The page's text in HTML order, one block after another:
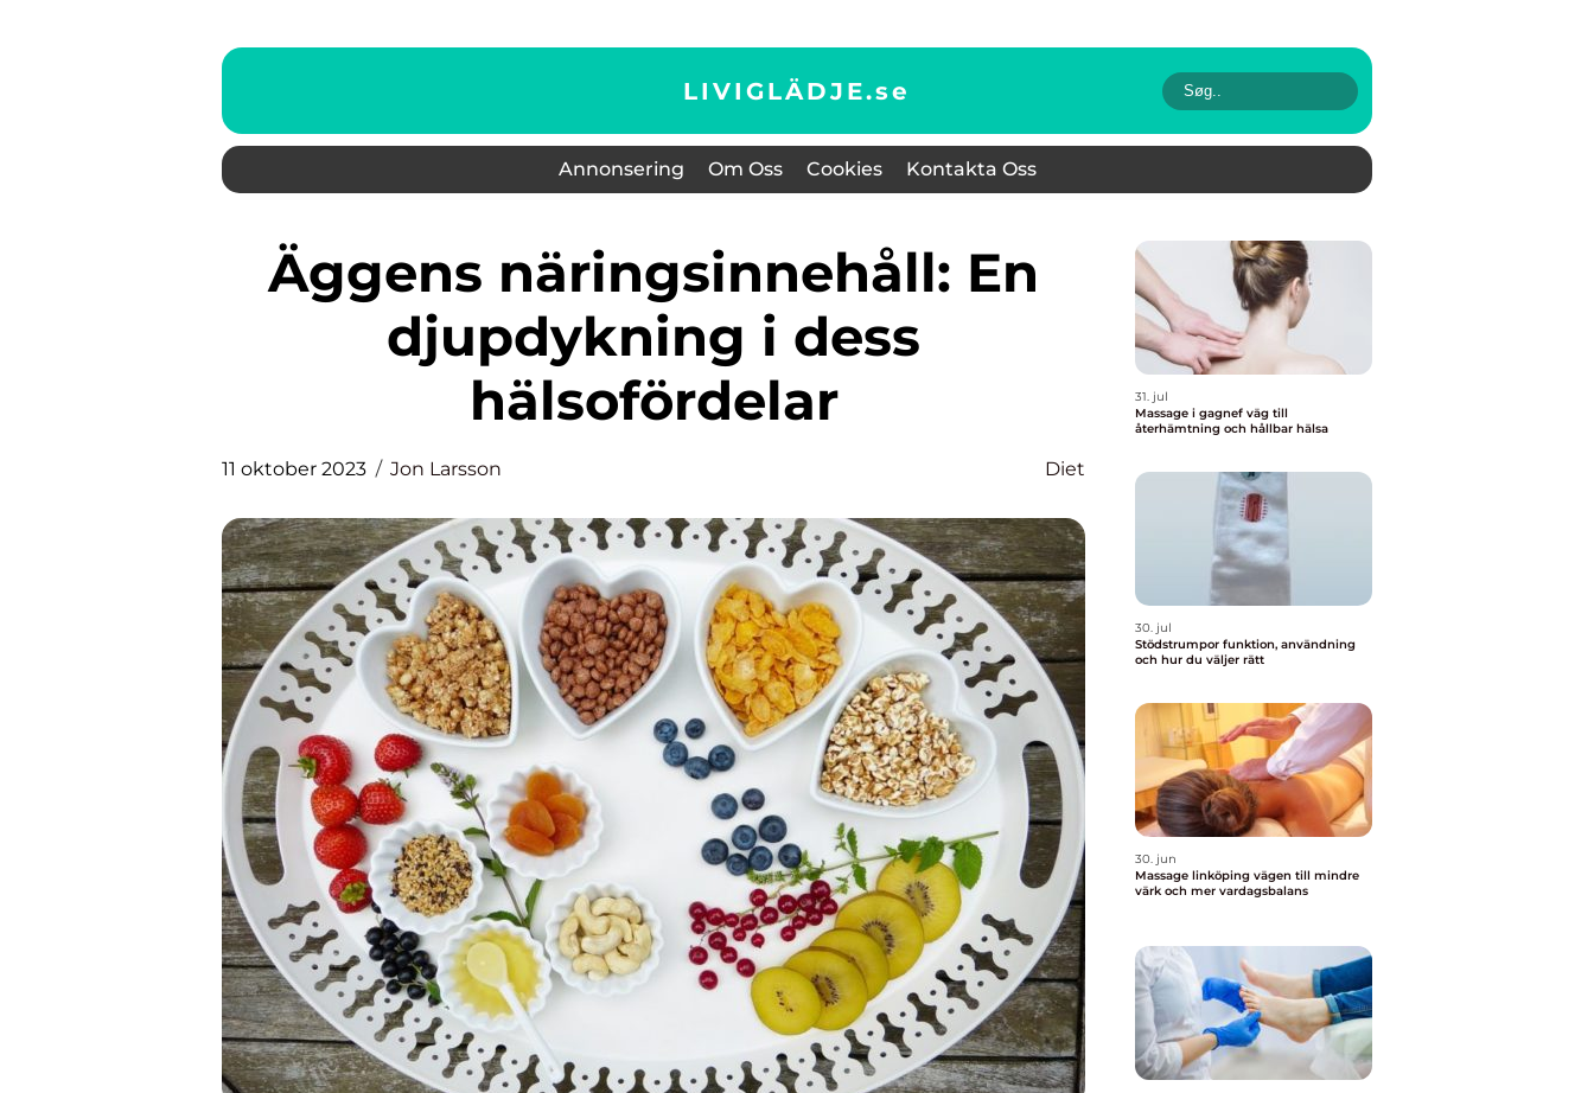
LIVIGLÄDJE.se
Annonsering Om Oss Cookies Kontakta Oss
Äggens näringsinnehåll: En
djupdykning i dess
hälsofördelar
11 oktober 2023 Jon Larsson Diet
31. jul
Massage i gagnef väg till
återhämtning och hållbar hälsa
30. jul
Stödstrumpor funktion, användning
och hur du väljer rätt
30. jun
Massage linköping vägen till mindre
värk och mer vardagsbalans